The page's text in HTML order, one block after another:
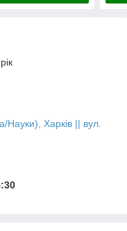
Науки), Харків || вул.